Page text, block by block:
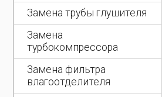
Замена трубы глушителя
Замена
турбокомпрессора
Замена фильтра
влагоотделителя